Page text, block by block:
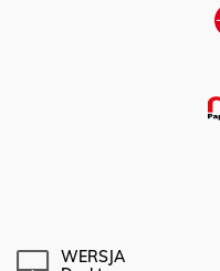
WERSJA